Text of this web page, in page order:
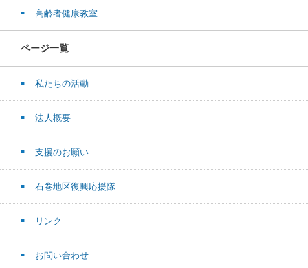
高齢者健康教室
ページ一覧
私たちの活動
法人概要
支援のお願い
石巻地区復興応援隊
リンク
お問い合わせ